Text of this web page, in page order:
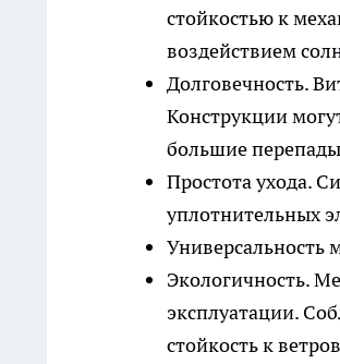
стойкостью к
воздействием
Долговечность.
Конструкции
большие
Простота ухода.
уплотнительных
Универсальность
Экологичность.
эксплуатации.
стойкость к